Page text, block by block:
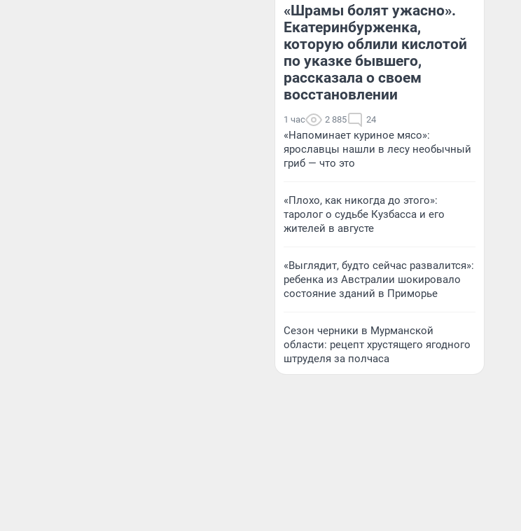
недвижимости
«Шрамы болят ужасно».
Екатеринбурженка,
которую облили кислотой
по указке бывшего,
рассказала о своем
восстановлении
1 час 2 885 24
«Напоминает куриное мясо»:
ярославцы нашли в лесу необычный
гриб — что это
«Плохо, как никогда до этого»:
таролог о судьбе Кузбасса и его
жителей в августе
«Выглядит, будто сейчас развалится»:
ребенка из Австралии шокировало
состояние зданий в Приморье
Сезон черники в Мурманской
области: рецепт хрустящего ягодного
штруделя за полчаса